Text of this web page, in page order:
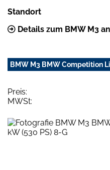
Standort
Details zum BMW M3
BMW M3 BMW Competition
Preis:
MWSt: